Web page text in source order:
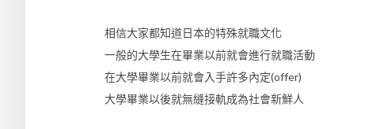
相信大家都知道日本的特殊就職文化
一般的大學生在畢業以前就會進行就職活動
在大學畢業以前就會入手許多內定(offer)
大學畢業以後就無縫接軌成為社會新鮮人